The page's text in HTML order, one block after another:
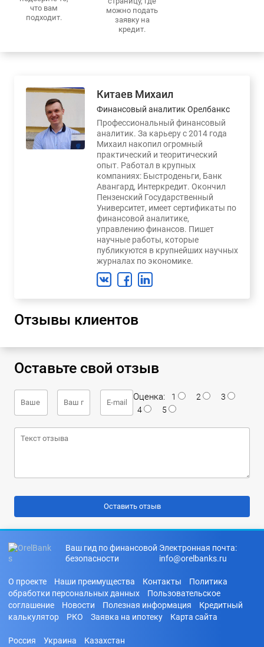
что вам
подходит.
можно подать
заявку на
кредит.
Китаев Михаил
Финансовый аналитик Орелбанкс
Профессиональный финансовый
аналитик. За карьеру с 2014 года
Михаил накопил огромный
практический и теоритический
опыт. Работал в крупных
компаниях: Быстроденьги, Банк
Авангард, Интеркредит. Окончил
Пензенский Государственный
Университет, имеет сертификаты по
финансовой аналитике,
управлению финансов. Пишет
научные работы, которые
публикуются в крупнейших научных
журналах по экономике.
Отзывы клиентов
Оставьте свой отзыв
Оценка: 1 2
3
4
5
Ваш гид по финансовой
безопасности
Электронная почта:
info@orelbanks.ru
О проекте Наши преимущества Контакты
Политика
обработки персональных данных
Пользовательское
соглашение
Новости Полезная информация
Кредитный
калькулятор
РКО Заявка на ипотеку Карта сайта
Россия Украина Казахстан